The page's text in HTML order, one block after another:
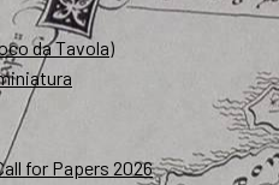
da Tavola)
for Papers 2026